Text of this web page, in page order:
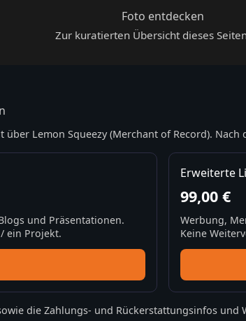
Foto entdecken
Zur kuratierten Übersicht dieses
Lemon Squeezy (Merchant of Record).
und Präsentationen.
ein Projekt.
Erweiterte
99,00 €
Werbung,
Keine
die Zahlungs- und Rückerstattungsinfos und